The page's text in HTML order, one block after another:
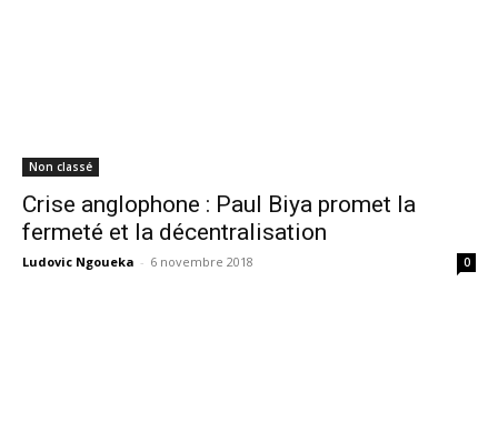
Non classé
Crise anglophone : Paul Biya promet la
fermeté et la décentralisation
Ludovic Ngoueka - 6 novembre 2018 0